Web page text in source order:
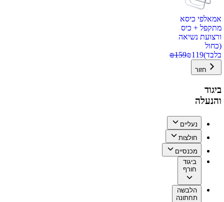
אמאלפי כיסא
מתקפל + כיס
ורצועת נשיאה
(כחול
בלבד)
₪119
₪159
חזור
ביגוד
והנעלה
נעליים
חולצות
מכנסיים
ביגוד
חורף
הלבשה
תחתונה